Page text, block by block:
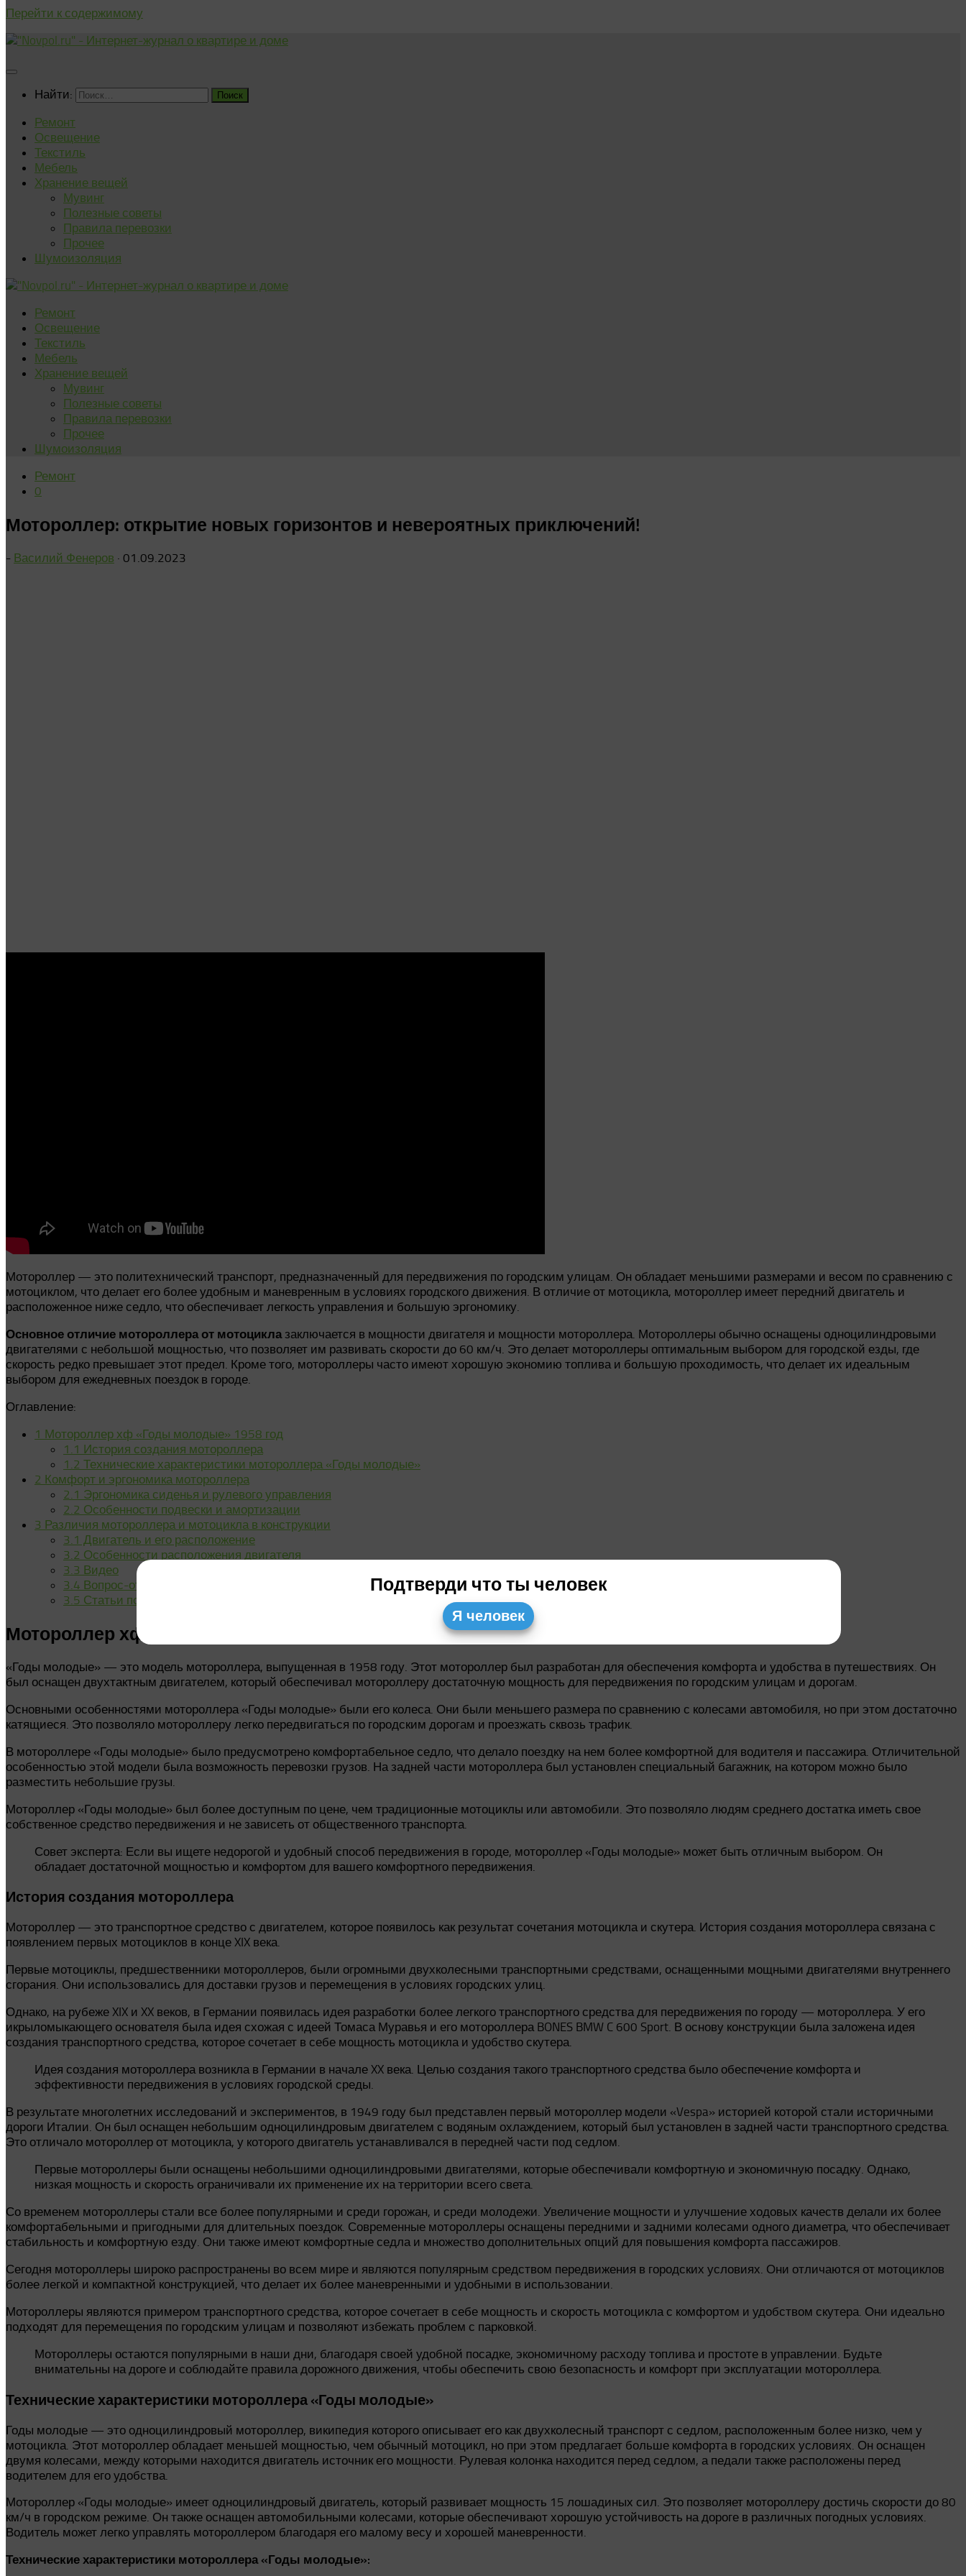
Перейти к содержимому
Найти:
Ремонт
Освещение
Текстиль
Мебель
Хранение вещей
Мувинг
Полезные советы
Правила перевозки
Прочее
Шумоизоляция
Ремонт
Освещение
Текстиль
Мебель
Хранение вещей
Мувинг
Полезные советы
Правила перевозки
Прочее
Шумоизоляция
Ремонт
0
Мотороллер: открытие новых горизонтов и невероятных приключений!
- Василий Фенеров · 01.09.2023
Мотороллер — это политехнический транспорт, предназначенный для передвижения по городским улицам. Он обладает меньшими размерами и весом по сравнению с
мотоциклом, что делает его более удобным и маневренным в условиях городского движения. В отличие от мотоцикла, мотороллер имеет передний двигатель и
расположенное ниже седло, что обеспечивает легкость управления и большую эргономику.
Основное отличие мотороллера от мотоцикла заключается в мощности двигателя и мощности мотороллера. Мотороллеры обычно оснащены одноцилиндровыми
двигателями с небольшой мощностью, что позволяет им развивать скорости до 60 км/ч. Это делает мотороллеры оптимальным выбором для городской езды, где
скорость редко превышает этот предел. Кроме того, мотороллеры часто имеют хорошую экономию топлива и большую проходимость, что делает их идеальным
выбором для ежедневных поездок в городе.
Оглавление:
1 Мотороллер хф «Годы молодые» 1958 год
1.1 История создания мотороллера
1.2 Технические характеристики мотороллера «Годы молодые»
2 Комфорт и эргономика мотороллера
2.1 Эргономика сиденья и рулевого управления
2.2 Особенности подвески и амортизации
3 Различия мотороллера и мотоцикла в конструкции
3.1 Двигатель и его расположение
3.2 Особенности расположения двигателя
3.3 Видео
3.4 Вопрос-ответ
3.5 Статьи по теме:
Мотороллер хф «Годы молодые» 1958 год
«Годы молодые» — это модель мотороллера, выпущенная в 1958 году. Этот мотороллер был разработан для обеспечения комфорта и удобства в путешествиях. Он
был оснащен двухтактным двигателем, который обеспечивал мотороллеру достаточную мощность для передвижения по городским улицам и дорогам.
Основными особенностями мотороллера «Годы молодые» были его колеса. Они были меньшего размера по сравнению с колесами автомобиля, но при этом достаточно
катящиеся. Это позволяло мотороллеру легко передвигаться по городским дорогам и проезжать сквозь трафик.
В мотороллере «Годы молодые» было предусмотрено комфортабельное седло, что делало поездку на нем более комфортной для водителя и пассажира. Отличительной
особенностью этой модели была возможность перевозки грузов. На задней части мотороллера был установлен специальный багажник, на котором можно было
разместить небольшие грузы.
Мотороллер «Годы молодые» был более доступным по цене, чем традиционные мотоциклы или автомобили. Это позволяло людям среднего достатка иметь свое
собственное средство передвижения и не зависеть от общественного транспорта.
Совет эксперта: Если вы ищете недорогой и удобный способ передвижения в городе, мотороллер «Годы молодые» может быть отличным выбором. Он
обладает достаточной мощностью и комфортом для вашего комфортного передвижения.
История создания мотороллера
Мотороллер — это транспортное средство с двигателем, которое появилось как результат сочетания мотоцикла и скутера. История создания мотороллера связана с
появлением первых мотоциклов в конце XIX века.
Первые мотоциклы, предшественники мотороллеров, были огромными двухколесными транспортными средствами, оснащенными мощными двигателями внутреннего
сгорания. Они использовались для доставки грузов и перемещения в условиях городских улиц.
Однако, на рубеже XIX и XX веков, в Германии появилась идея разработки более легкого транспортного средства для передвижения по городу — мотороллера. У его
икрыломыкающего основателя была идея схожая с идеей Томаса Муравья и его мотороллера BONES BMW C 600 Sport. В основу конструкции была заложена идея
создания транспортного средства, которое сочетает в себе мощность мотоцикла и удобство скутера.
Идея создания мотороллера возникла в Германии в начале XX века. Целью создания такого транспортного средства было обеспечение комфорта и
эффективности передвижения в условиях городской среды.
В результате многолетних исследований и экспериментов, в 1949 году был представлен первый мотороллер модели «Vespa» историей которой стали историчными
дороги Италии. Он был оснащен небольшим одноцилиндровым двигателем с водяным охлаждением, который был установлен в задней части транспортного средства.
Это отличало мотороллер от мотоцикла, у которого двигатель устанавливался в передней части под седлом.
Первые мотороллеры были оснащены небольшими одноцилиндровыми двигателями, которые обеспечивали комфортную и экономичную посадку. Однако,
низкая мощность и скорость ограничивали их применение их на территории всего света.
Со временем мотороллеры стали все более популярными и среди горожан, и среди молодежи. Увеличение мощности и улучшение ходовых качеств делали их более
комфортабельными и пригодными для длительных поездок. Современные мотороллеры оснащены передними и задними колесами одного диаметра, что обеспечивает
стабильность и комфортную езду. Они также имеют комфортные седла и множество дополнительных опций для повышения комфорта пассажиров.
Сегодня мотороллеры широко распространены во всем мире и являются популярным средством передвижения в городских условиях. Они отличаются от мотоциклов
более легкой и компактной конструкцией, что делает их более маневренными и удобными в использовании.
Мотороллеры являются примером транспортного средства, которое сочетает в себе мощность и скорость мотоцикла с комфортом и удобством скутера. Они идеально
подходят для перемещения по городским улицам и позволяют избежать проблем с парковкой.
Мотороллеры остаются популярными в наши дни, благодаря своей удобной посадке, экономичному расходу топлива и простоте в управлении. Будьте
внимательны на дороге и соблюдайте правила дорожного движения, чтобы обеспечить свою безопасность и комфорт при эксплуатации мотороллера.
Технические характеристики мотороллера «Годы молодые»
Годы молодые — это одноцилиндровый мотороллер, википедия которого описывает его как двухколесный транспорт с седлом, расположенным более низко, чем у
мотоцикла. Этот мотороллер обладает меньшей мощностью, чем обычный мотоцикл, но при этом предлагает больше комфорта в городских условиях. Он оснащен
двумя колесами, между которыми находится двигатель источник его мощности. Рулевая колонка находится перед седлом, а педали также расположены перед
водителем для его удобства.
Мотороллер «Годы молодые» имеет одноцилиндровый двигатель, который развивает мощность 15 лошадиных сил. Это позволяет мотороллеру достичь скорости до 80
км/ч в городском режиме. Он также оснащен автомобильными колесами, которые обеспечивают хорошую устойчивость на дороге в различных погодных условиях.
Водитель может легко управлять мотороллером благодаря его малому весу и хорошей маневренности.
Технические характеристики мотороллера «Годы молодые»:
Подтверди что ты человек
Я человек